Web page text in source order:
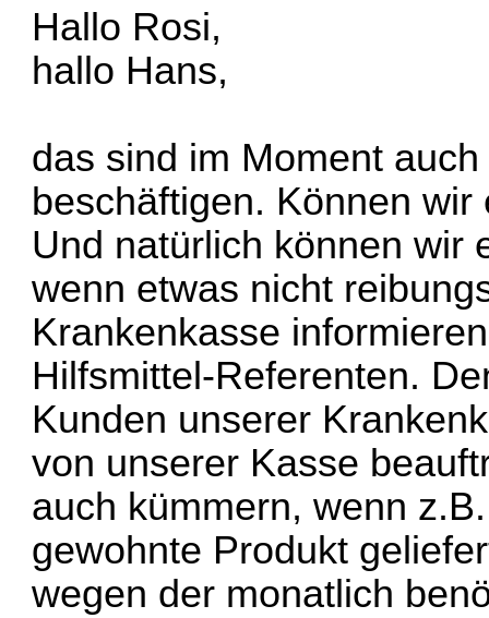
Hallo Rosi,
hallo Hans,
das sind im Moment
beschäftigen. Können
Und natürlich können wir
wenn etwas nicht
Krankenkasse
Hilfsmittel-Referenten.
Kunden unserer
von unserer Kasse
auch kümmern, wenn
gewohnte Produkt
wegen der monatlich